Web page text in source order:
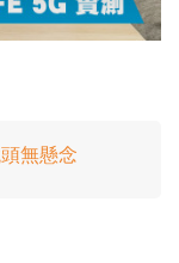
無懸念